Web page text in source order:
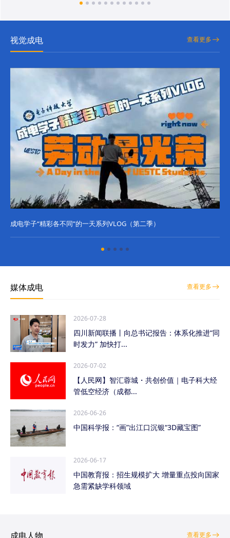
视觉成电 查看更多
成电学子“精彩各不同”的一天系列VLOG（第二季）
媒体成电 查看更多
2026-07-28
四川新闻联播丨向总书记报告：体系化推进“同
时发力” 加快打...
2026-07-02
【人民网】智汇蓉城・共创价值｜电子科大经
管低空经济（成都...
2026-06-26
中国科学报：“画”出江口沉银“3D藏宝图”
2026-06-17
中国教育报：招生规模扩大 增量重点投向国家
急需紧缺学科领域
成电人物 查看更多